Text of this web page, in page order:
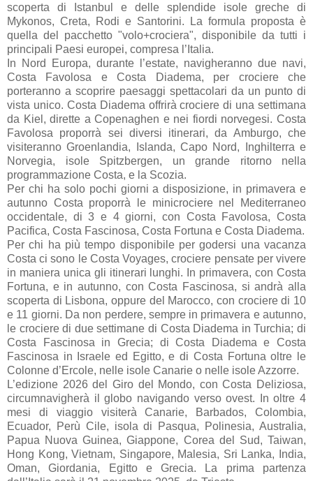
scoperta di Istanbul e delle splendide isole greche di
Mykonos, Creta, Rodi e Santorini. La formula proposta è
quella del pacchetto "volo+crociera", disponibile da tutti i
principali Paesi europei, compresa l’Italia.
In Nord Europa, durante l’estate, navigheranno due navi,
Costa Favolosa e Costa Diadema, per crociere che
porteranno a scoprire paesaggi spettacolari da un punto di
vista unico. Costa Diadema offrirà crociere di una settimana
da Kiel, dirette a Copenaghen e nei fiordi norvegesi. Costa
Favolosa proporrà sei diversi itinerari, da Amburgo, che
visiteranno Groenlandia, Islanda, Capo Nord, Inghilterra e
Norvegia, isole Spitzbergen, un grande ritorno nella
programmazione Costa, e la Scozia.
Per chi ha solo pochi giorni a disposizione, in primavera e
autunno Costa proporrà le minicrociere nel Mediterraneo
occidentale, di 3 e 4 giorni, con Costa Favolosa, Costa
Pacifica, Costa Fascinosa, Costa Fortuna e Costa Diadema.
Per chi ha più tempo disponibile per godersi una vacanza
Costa ci sono le Costa Voyages, crociere pensate per vivere
in maniera unica gli itinerari lunghi. In primavera, con Costa
Fortuna, e in autunno, con Costa Fascinosa, si andrà alla
scoperta di Lisbona, oppure del Marocco, con crociere di 10
e 11 giorni. Da non perdere, sempre in primavera e autunno,
le crociere di due settimane di Costa Diadema in Turchia; di
Costa Fascinosa in Grecia; di Costa Diadema e Costa
Fascinosa in Israele ed Egitto, e di Costa Fortuna oltre le
Colonne d’Ercole, nelle isole Canarie o nelle isole Azzorre.
L’edizione 2026 del Giro del Mondo, con Costa Deliziosa,
circumnavigherà il globo navigando verso ovest. In oltre 4
mesi di viaggio visiterà Canarie, Barbados, Colombia,
Ecuador, Perù Cile, isola di Pasqua, Polinesia, Australia,
Papua Nuova Guinea, Giappone, Corea del Sud, Taiwan,
Hong Kong, Vietnam, Singapore, Malesia, Sri Lanka, India,
Oman, Giordania, Egitto e Grecia. La prima partenza